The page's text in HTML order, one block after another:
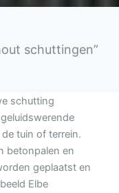
schuttingen”
schutting
tuin of terrein.
betonpalen en
geplaatst en
Elbe